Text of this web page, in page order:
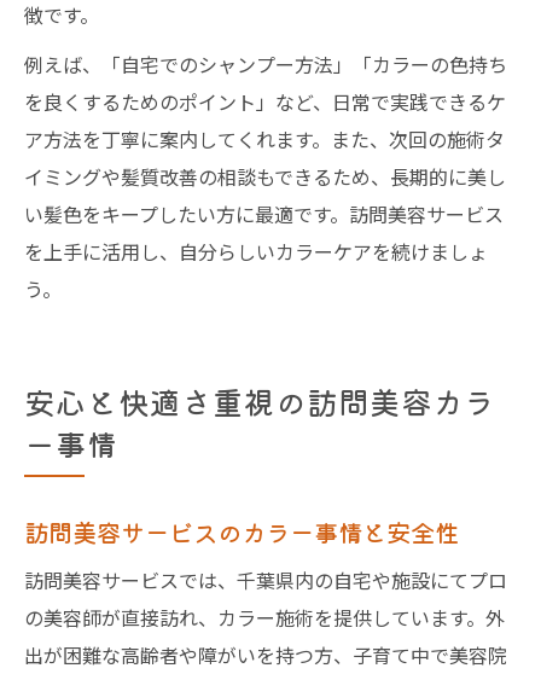
徴です。
例えば、「自宅でのシャンプー方法」「カラーの色持ち
を良くするためのポイント」など、日常で実践できるケ
ア方法を丁寧に案内してくれます。また、次回の施術タ
イミングや髪質改善の相談もできるため、長期的に美し
い髪色をキープしたい方に最適です。訪問美容サービス
を上手に活用し、自分らしいカラーケアを続けましょ
う。
安心と快適さ重視の訪問美容カラ
ー事情
訪問美容サービスのカラー事情と安全性
訪問美容サービスでは、千葉県内の自宅や施設にてプロ
の美容師が直接訪れ、カラー施術を提供しています。外
出が困難な高齢者や障がいを持つ方、子育て中で美容院